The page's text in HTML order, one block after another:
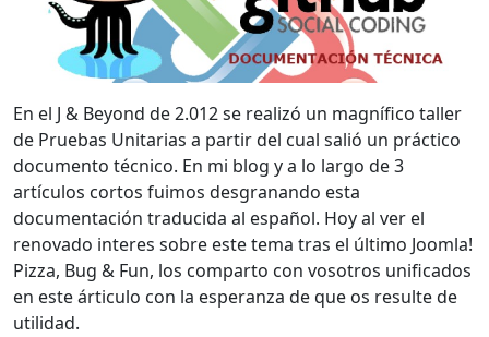
En el J & Beyond de 2.012 se realizó un magnífico taller
de Pruebas Unitarias a partir del cual salió un práctico
documento técnico. En mi blog y a lo largo de 3
artículos cortos fuimos desgranando esta
documentación traducida al español. Hoy al ver el
renovado interes sobre este tema tras el último Joomla!
Pizza, Bug & Fun, los comparto con vosotros unificados
en este árticulo con la esperanza de que os resulte de
utilidad.